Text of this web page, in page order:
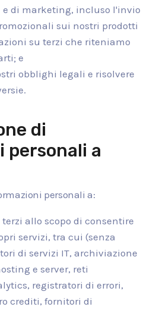
di marketing, incluso l'invio
sui nostri prodotti
su terzi che riteniamo
e
obblighi legali e risolvere
di
personali a
personali a:
allo scopo di consentire
servizi, tra cui (senza
di servizi IT, archiviazione
e server, reti
registratori di errori,
crediti, fornitori di